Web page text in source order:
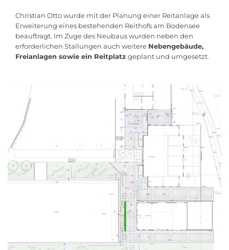
Christian Otto wurde mit der Planung einer Reitanlage als
Erweiterung eines bestehenden Reithofs am Bodensee
beauftragt. Im Zuge des Neubaus wurden neben den
erforderlichen Stallungen auch weitere Nebengebäude,
Freianlagen sowie ein Reitplatz geplant und umgesetzt.